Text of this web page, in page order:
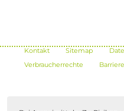
Kontakt Sitemap
Verbraucherrechte